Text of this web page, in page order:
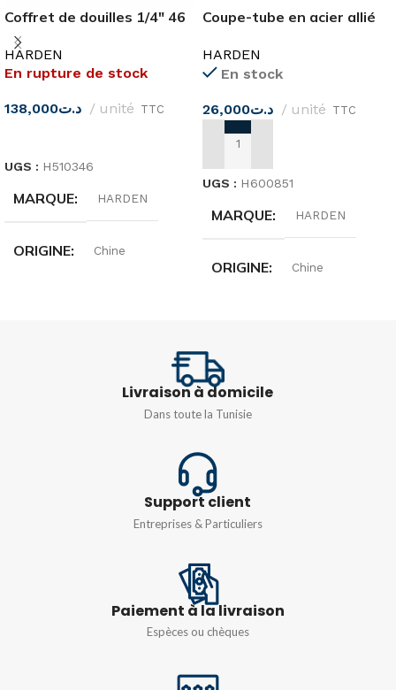
Coffret de douilles 1/4″ 46
pièces
HARDEN
En rupture de stock
د.ت138,000 unité TTC
UGS : H510346
MARQUE HARDEN
ORIGINE Chine
Coupe-tube en acier allié
HARDEN
En stock
د.ت26,000 unité TTC
AJOUTER AU PANIER
UGS : H600851
MARQUE HARDEN
ORIGINE Chine
Livraison à domicile
Dans toute la Tunisie
Support client
Entreprises & Particuliers
Paiement à la livraison
Espèces ou chèques